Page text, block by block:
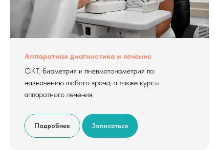
Аппаратная диагностика и лечение
ОКТ, биометрия и пневмотонометрия по
назначению любого врача, а также курсы
аппаратного лечения
Подробнее Записаться
По вопросам сотрудничества:
mvzgliad@yandex.ru